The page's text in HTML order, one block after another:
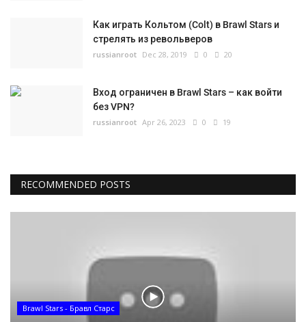
Как играть Кольтом (Colt) в Brawl Stars и
стрелять из револьверов
russianroot Dec 28, 2019 0 20
Вход ограничен в Brawl Stars – как войти
без VPN?
russianroot Apr 26, 2023 0 19
RECOMMENDED POSTS
Brawl Stars - Бравл Старс